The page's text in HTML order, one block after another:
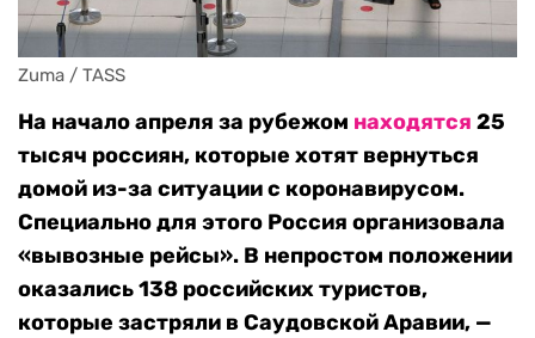
Zuma / TASS
На начало апреля за рубежом находятся 25
тысяч россиян, которые хотят вернуться
домой из-за ситуации с коронавирусом.
Специально для этого Россия организовала
«вывозные рейсы». В непростом положении
оказались 138 российских туристов,
которые застряли в Саудовской Аравии, —